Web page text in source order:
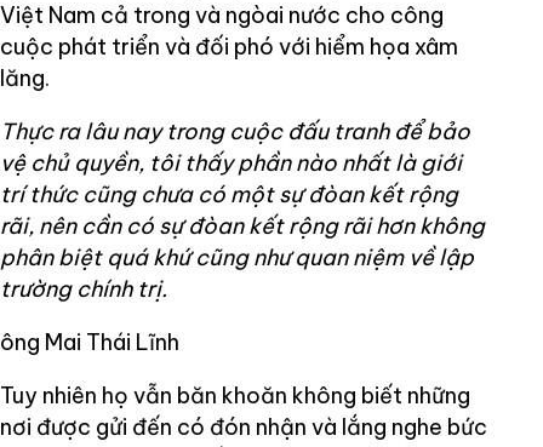
Việt Nam cả trong và ngòai nước cho công
cuộc phát triển và đối phó với hiểm họa xâm
lăng.
Thực ra lâu nay trong cuộc đấu tranh để bảo
vệ chủ quyền, tôi thấy phần nào nhất là giới
trí thức cũng chưa có một sự đòan kết rộng
rãi, nên cần có sự đòan kết rộng rãi hơn không
phân biệt quá khứ cũng như quan niệm về lập
trường chính trị.
ông Mai Thái Lĩnh
Tuy nhiên họ vẫn băn khoăn không biết những
nơi được gửi đến có đón nhận và lắng nghe bức